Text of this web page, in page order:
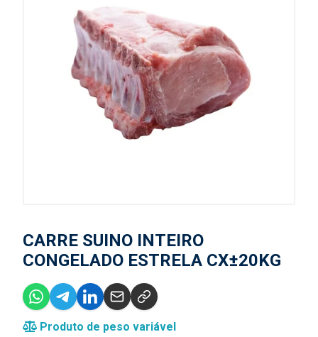
CARRE SUINO INTEIRO
CONGELADO ESTRELA CX±20KG
Produto de peso variável